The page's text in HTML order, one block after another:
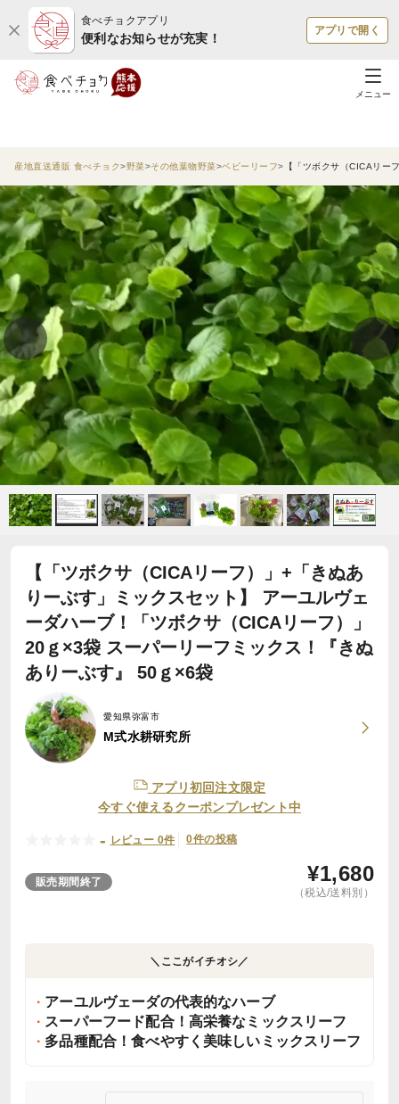
食べチョクアプリ
便利なお知らせが充実！
アプリで開く
メニュー
産地直送通販 食べチョク 野菜 その他葉物野菜 ベビーリーフ 【「ツボクサ（CICAリ
【「ツボクサ（CICAリーフ）」+「きぬあ
りーぶす」ミックスセット】 アーユルヴェ
ーダハーブ！「ツボクサ（CICAリーフ）」
20ｇ×3袋 スーパーリーフミックス！『きぬ
ありーぶす』 50ｇ×6袋
愛知県弥富市
M式水耕研究所
アプリ初回注文限定
今すぐ使えるクーポンプレゼント中
- レビュー 0件 0件の投稿
販売期間終了 ¥1,680
（税込/送料別）
＼ここがイチオシ／
アーユルヴェーダの代表的なハーブ
スーパーフード配合！高栄養なミックスリーフ
多品種配合！食べやすく美味しいミックスリーフ